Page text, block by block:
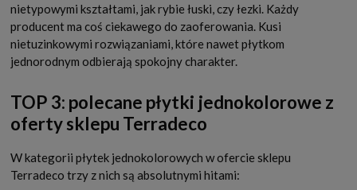
nietypowymi kształtami, jak rybie łuski, czy łezki. Każdy
producent ma coś ciekawego do zaoferowania. Kusi
nietuzinkowymi rozwiązaniami, które nawet płytkom
jednorodnym odbierają spokojny charakter.
TOP 3: polecane płytki jednokolorowe z
oferty sklepu Terradeco
W kategorii płytek jednokolorowych w ofercie sklepu
Terradeco trzy z nich są absolutnymi hitami: